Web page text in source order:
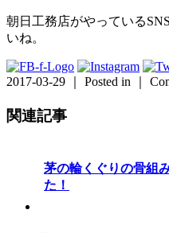
朝日工務店がやっている
いね。
2017-03-29 ｜ Posted in ｜
関連記事
茅の輪くぐりの骨組
た！